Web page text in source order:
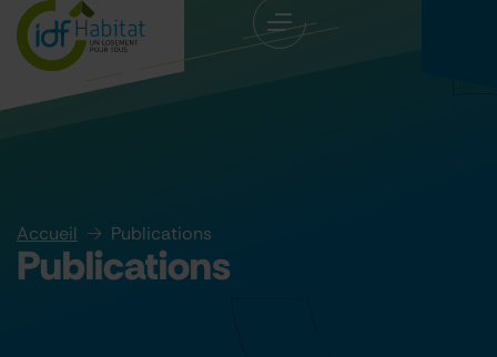
Accueil Publications
Publications